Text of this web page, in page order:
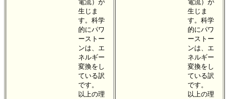
電流）が
生じま
す。科学
的にパワ
ーストー
ンは、エ
ネルギー
変換をし
ている訳
です。
以上の理
電流）が
生じま
す。科学
的にパワ
ーストー
ンは、エ
ネルギー
変換をし
ている訳
です。
以上の理